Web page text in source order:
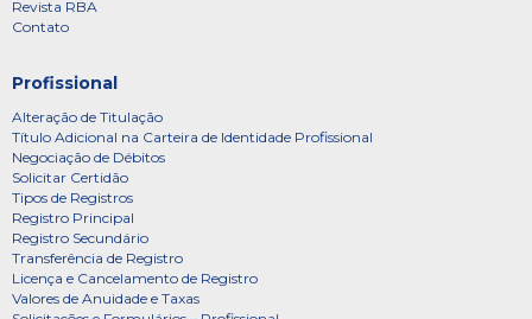
Revista RBA
Contato
Profissional
Alteração de Titulação
Título Adicional na Carteira de Identidade Profissional
Negociação de Débitos
Solicitar Certidão
Tipos de Registros
Registro Principal
Registro Secundário
Transferência de Registro
Licença e Cancelamento de Registro
Valores de Anuidade e Taxas